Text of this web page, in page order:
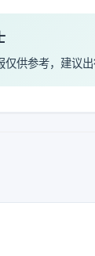
供参考，建议